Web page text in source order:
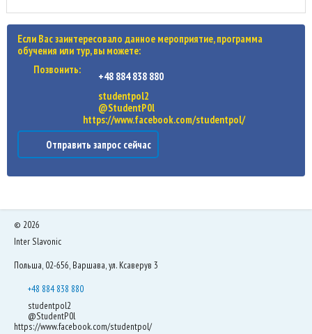
Если Вас заинтересовало данное мероприятие, программа
обучения или тур, вы можете:
Позвонить:
+48 884 838 880
studentpol2
@StudentP0l
https://www.facebook.com/studentpol/
Отправить запрос сейчас
© 2026
Inter Slavonic
Польша, 02-656, Варшава, ул. Ксаверув 3
+48 884 838 880
studentpol2
@StudentP0l
https://www.facebook.com/studentpol/